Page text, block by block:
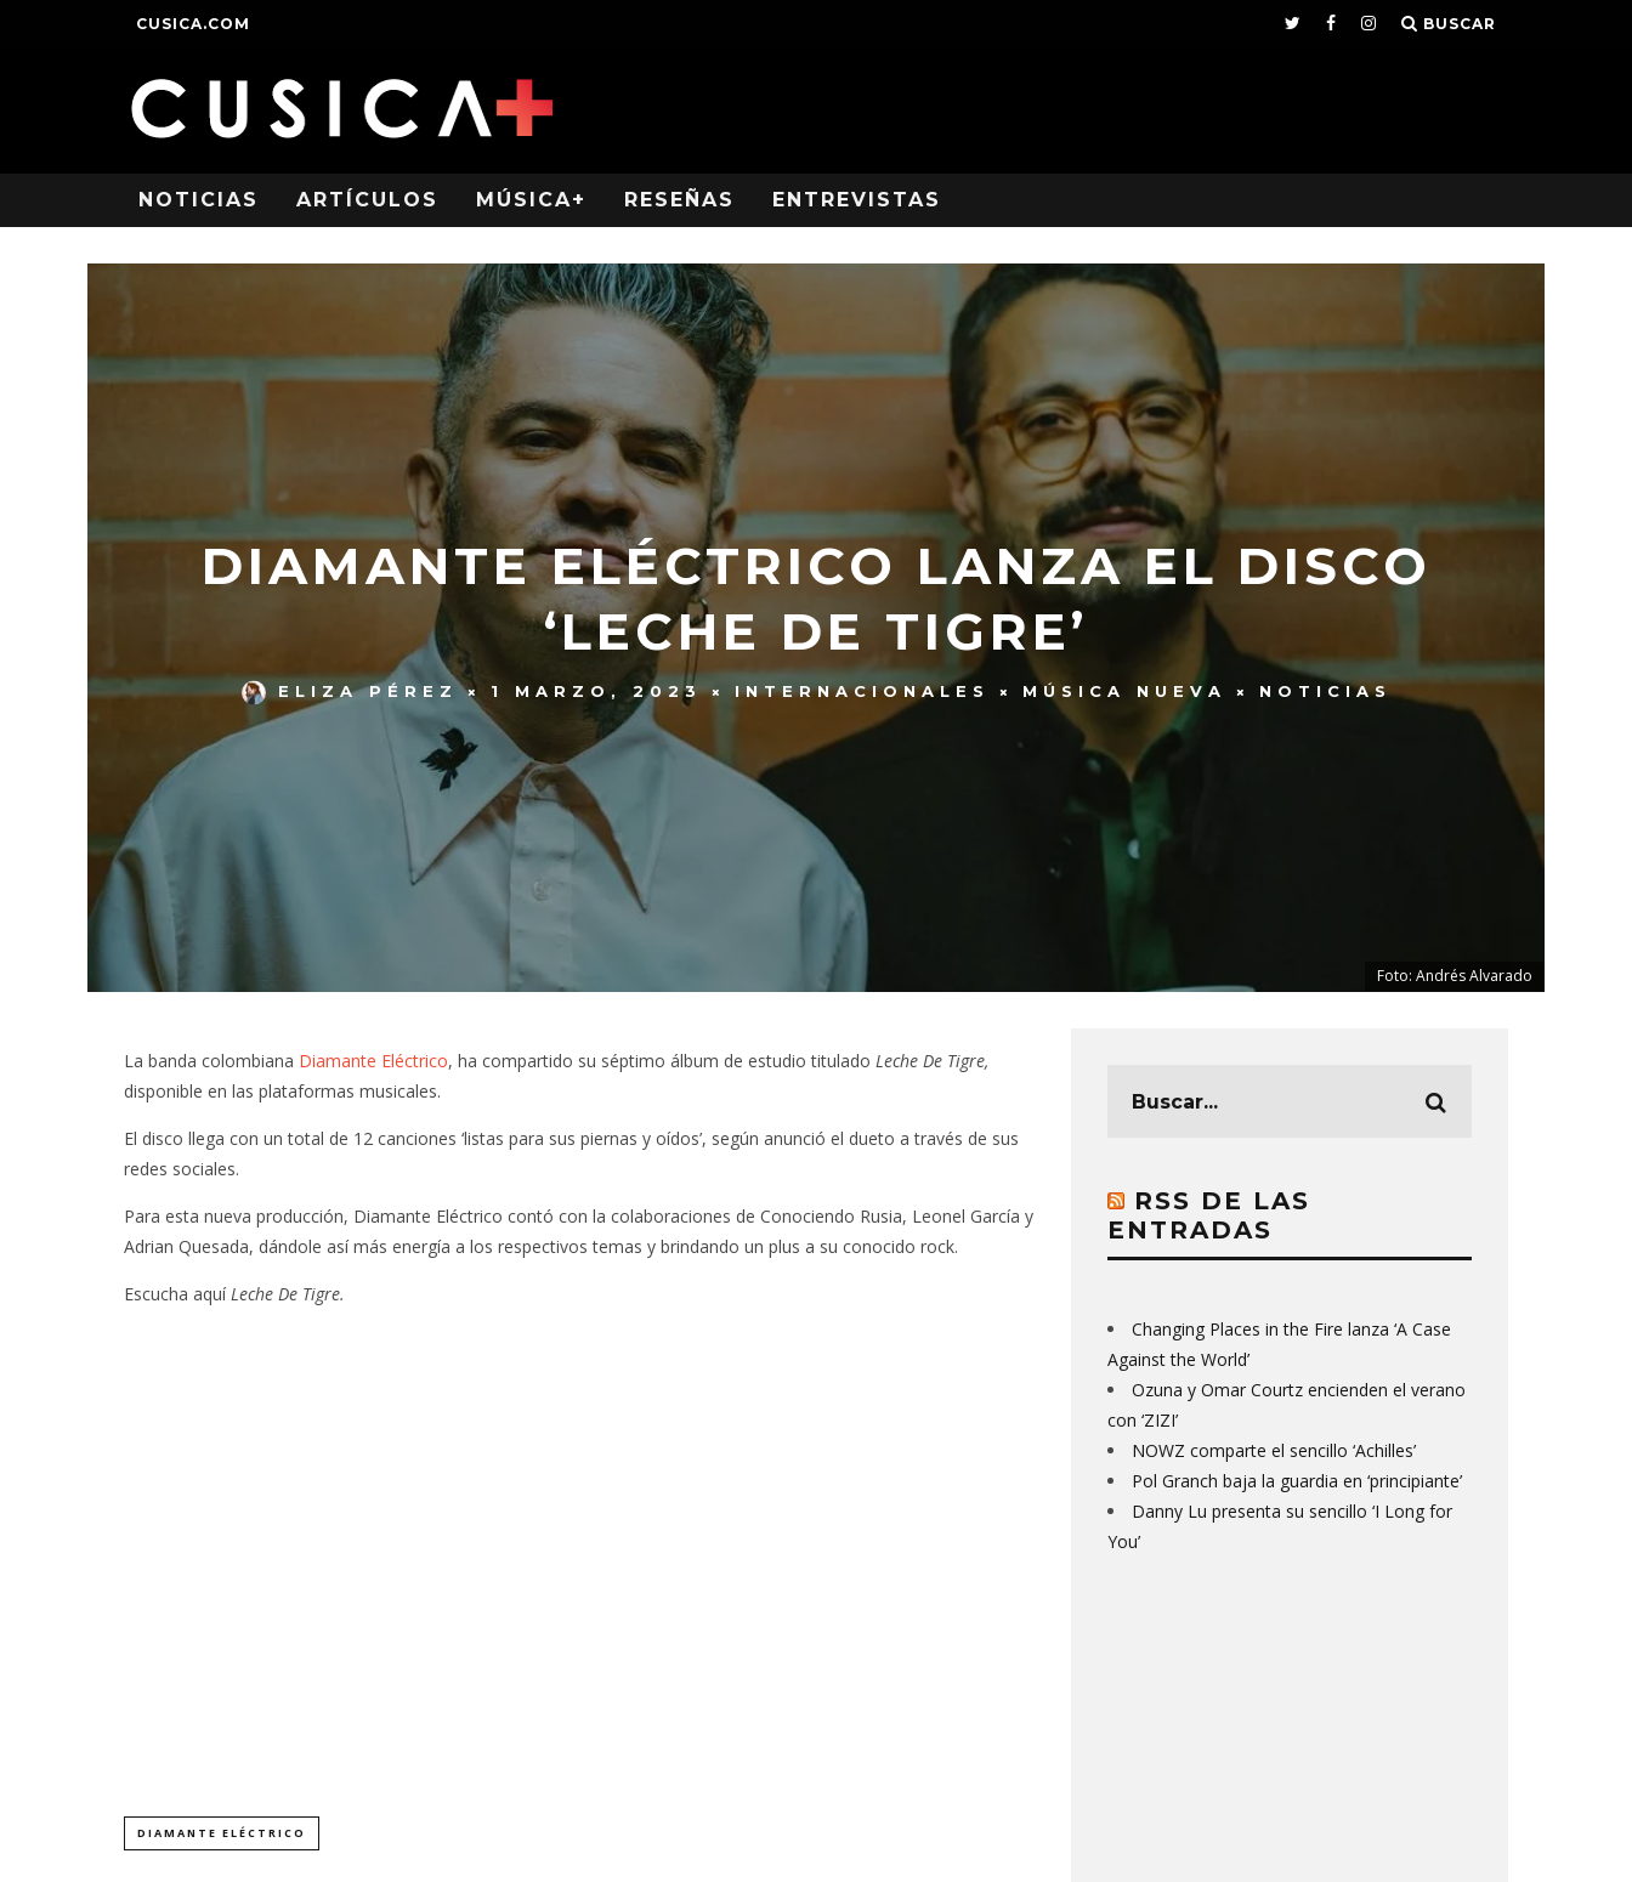
CUSICA.COM BUSCAR
NOTICIAS ARTÍCULOS MÚSICA+ RESEÑAS ENTREVISTAS
DIAMANTE ELÉCTRICO LANZA EL DISCO
‘LECHE DE TIGRE’
ELIZA PÉREZ 1 MARZO, 2023 INTERNACIONALES MÚSICA NUEVA NOTICIAS
Foto: Andrés Alvarado
La banda colombiana Diamante Eléctrico, ha compartido su séptimo álbum de estudio titulado Leche De Tigre,
disponible en las plataformas musicales.
El disco llega con un total de 12 canciones ‘listas para sus piernas y oídos’, según anunció el dueto a través de sus
redes sociales.
Para esta nueva producción, Diamante Eléctrico contó con la colaboraciones de Conociendo Rusia, Leonel García y
Adrian Quesada, dándole así más energía a los respectivos temas y brindando un plus a su conocido rock.
Escucha aquíLeche De Tigre.
DIAMANTE ELÉCTRICO
RSS DE LAS
ENTRADAS
Changing Places in the Fire lanza ‘A Case
Against the World’
Ozuna y Omar Courtz encienden el verano
con ‘ZIZI’
NOWZ comparte el sencillo ‘Achilles’
Pol Granch baja la guardia en ‘principiante’
Danny Lu presenta su sencillo ‘I Long for
You’